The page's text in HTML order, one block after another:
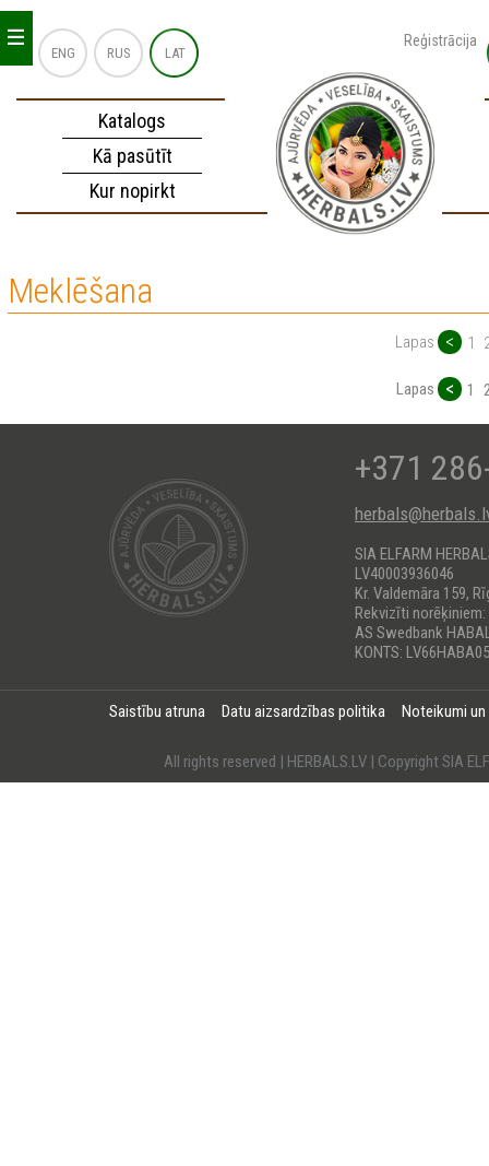
ENG RUS LAT
Reģistrācija
Katalogs
Kā pasūtīt
Kur nopirkt
_
_
_
Meklēšana
Lapas < 1
Lapas < 1
+371
SIA ELFARM
LV40003936046
Kr. Valdemāra 159,
Rekvizīti norēķiniem:
AS Swedbank
KONTS:
Saistību atruna Datu aizsardzības politika Noteikumi
All rights reserved | HERBALS.LV | Copyright SIA